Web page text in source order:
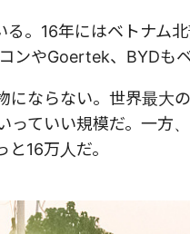
。16年にはベトナム
ンやGoertek、BYDも
ならない。世界最大
ていい規模だ。一方
16万人だ。